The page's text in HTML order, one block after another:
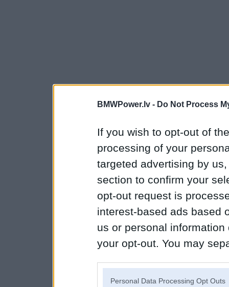
BMWPower.lv - Do Not Process
If you wish to opt-out of
processing of your
targeted advertising by
section to confirm your
opt-out request is
interest-based ads based
us or personal
your opt-out. You may
Personal Data Processing Opt Outs